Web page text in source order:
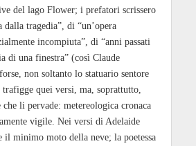
del lago Flower; i prefatori scrissero
dalla tragedia”, di “un’opera
incompiuta”, di “anni passati
di una finestra” (così Claude
non soltanto lo statuario sentore
quei versi, ma, soprattutto,
che li pervade: metereologica cronaca
vigile. Nei versi di Adelaide
il minimo moto della neve; la poetessa